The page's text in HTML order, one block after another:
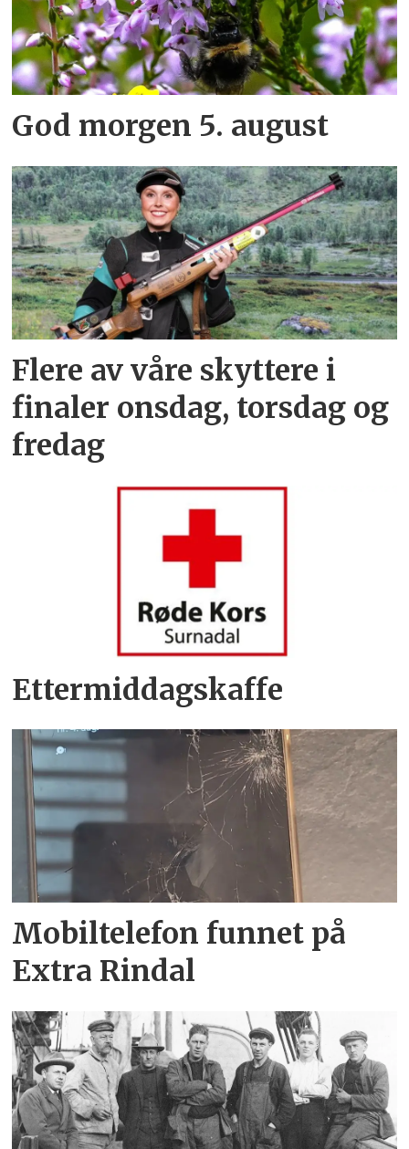
God morgen 5. august
Flere av våre skyttere i
finaler onsdag, torsdag og
fredag
Ettermiddagskaffe
Mobiltelefon funnet på
Extra Rindal